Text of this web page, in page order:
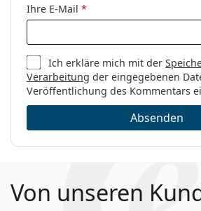
Ihre E-Mail *
Ich erkläre mich mit der
Verarbeitung der eingegebenen
Veröffentlichung des Kommentars
Absenden
Von unseren